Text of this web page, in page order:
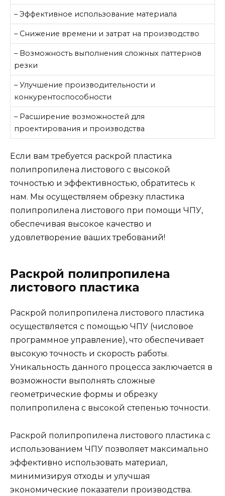
– Эффективное использование материала
– Снижение времени и затрат на производство
– Возможность выполнения сложных паттернов
резки
– Улучшение производительности и
конкурентоспособности
– Расширение возможностей для
проектирования и производства
Если вам требуется раскрой пластика
полипропилена листового с высокой
точностью и эффективностью, обратитесь к
нам. Мы осуществляем обрезку пластика
полипропилена листового при помощи ЧПУ,
обеспечивая высокое качество и
удовлетворение ваших требований!
Раскрой полипропилена
листового пластика
Раскрой полипропилена листового пластика
осуществляется с помощью ЧПУ (числовое
программное управление), что обеспечивает
высокую точность и скорость работы.
Уникальность данного процесса заключается в
возможности выполнять сложные
геометрические формы и обрезку
полипропилена с высокой степенью точности.
Раскрой полипропилена листового пластика с
использованием ЧПУ позволяет максимально
эффективно использовать материал,
минимизируя отходы и улучшая
экономические показатели производства.